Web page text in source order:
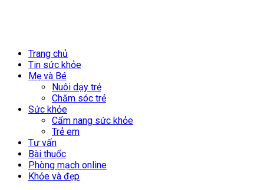
Trang chủ
Tin sức khỏe
Mẹ và Bé
Nuôi dạy trẻ
Chăm sóc trẻ
Sức khỏe
Cẩm nang sức khỏe
Trẻ em
Tư vấn
Bài thuốc
Phòng mạch online
Khỏe và đẹp